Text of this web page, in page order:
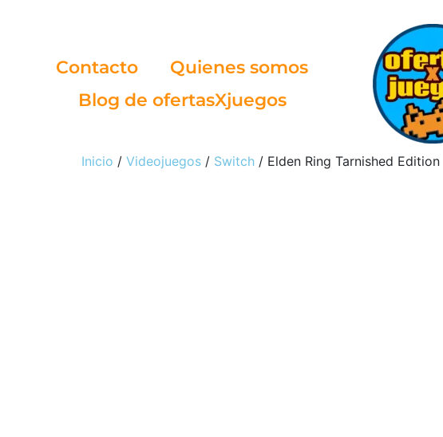
Contacto
Quienes somos
Blog de ofertasXjuegos
Inicio / Videojuegos / Switch / Elden Ring Tarnished Edition